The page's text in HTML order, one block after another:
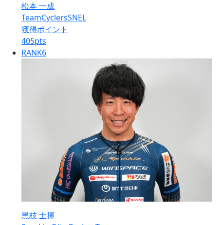
松本 一成
TeamCyclersSNEL
獲得ポイント
405pts
RANK6
黒枝 士揮